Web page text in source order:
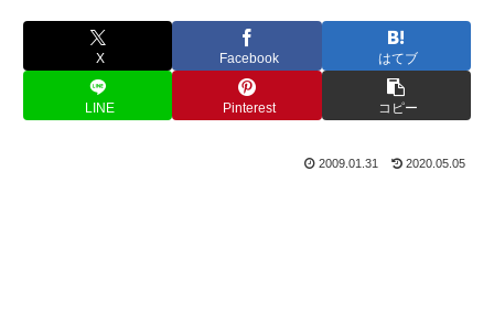
X Facebook はてブ
LINE Pinterest コピー
2009.01.31 2020.05.05